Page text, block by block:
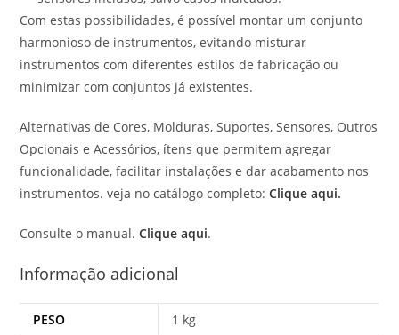
Com estas possibilidades, é possível montar um conjunto
harmonioso de instrumentos, evitando misturar
instrumentos com diferentes estilos de fabricação ou
minimizar com conjuntos já existentes.
Alternativas de Cores, Molduras, Suportes, Sensores, Outros
Opcionais e Acessórios, ítens que permitem agregar
funcionalidade, facilitar instalações e dar acabamento nos
instrumentos. veja no catálogo completo:Clique aqui.
Consulte o manual. Clique aqui.
Informação adicional
PESO
1 kg